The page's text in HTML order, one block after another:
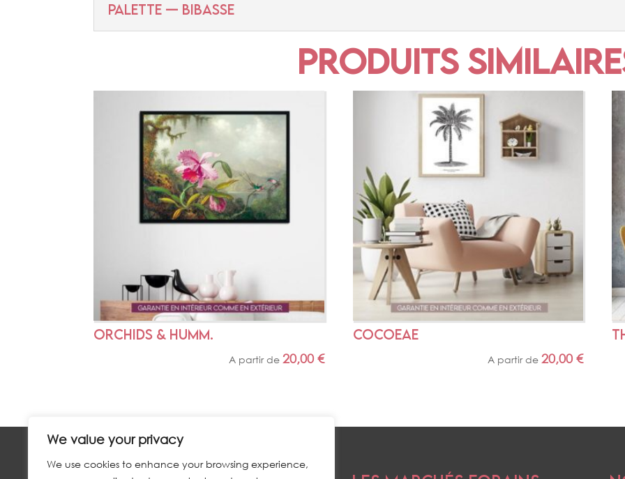
We value your privacy
We use cookies to enhance your browsing experience,
PALETTE — BIBASSE
Produits
ORCHIDS & HUMM.
A partir de20,00€
COCOEAE
A partir de20,00€